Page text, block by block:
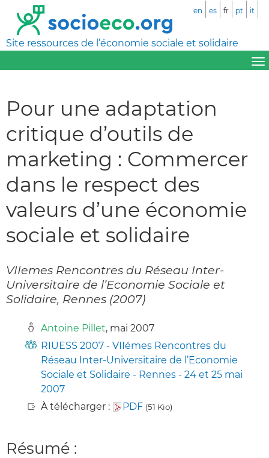
Site ressources de l’économie sociale et solidaire
en es fr pt it
Pour une adaptation
critique d’outils de
marketing : Commercer
dans le respect des
valeurs d’une économie
sociale et solidaire
VIIemes Rencontres du Réseau Inter-
Universitaire de l’Economie Sociale et
Solidaire, Rennes (2007)
Antoine Pillet, mai 2007
RIUESS 2007 - VIIémes Rencontres du
Réseau Inter-Universitaire de l’Economie
Sociale et Solidaire - Rennes - 24 et 25 mai
2007
À télécharger :
PDF (51 Kio)
Résumé :